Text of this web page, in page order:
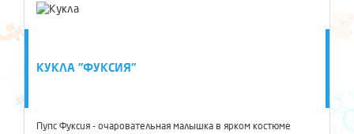
КУКЛА "ФУКСИЯ"
Пупс Фуксия - очаровательная малышка в ярком костюме